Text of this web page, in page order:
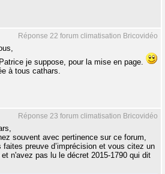
Réponse 22 forum climatisation Bricovidéo
je suppose, pour la mise en page.
à tous cathars.
Réponse 23 forum climatisation Bricovidéo
souvent avec pertinence sur ce forum,
faites preuve d’imprécision et vous citez un
n'avez pas lu le décret 2015-1790 qui dit